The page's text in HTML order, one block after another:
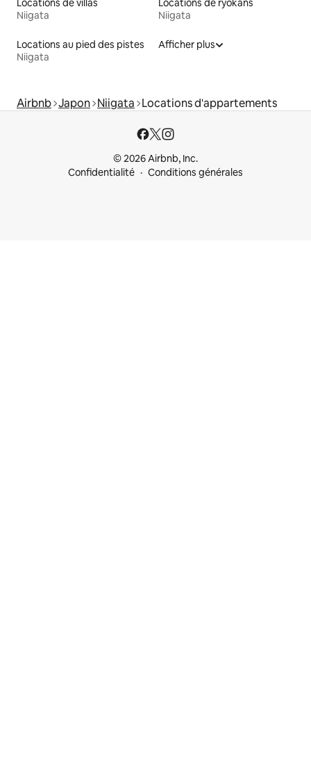
Locations de villas
Niigata
Locations de ryokans
Niigata
Locations au pied des pistes
Niigata
Afficher plus
Airbnb Japon Niigata Locations d'appartements
© 2026 Airbnb, Inc.
Confidentialité
Conditions générales